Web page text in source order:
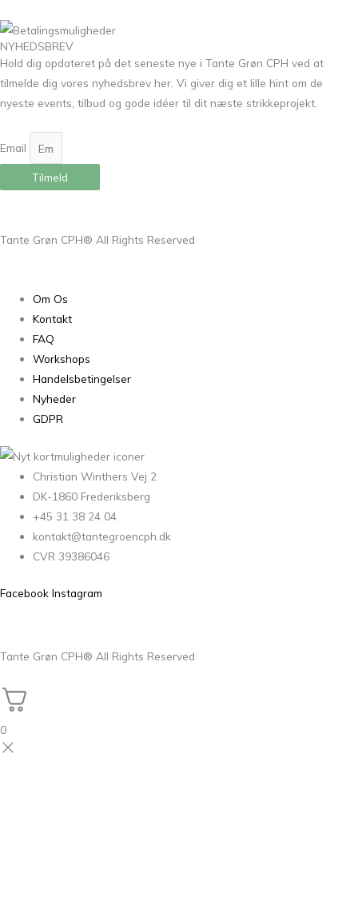
NYHEDSBREV
Hold dig opdateret på det seneste nye i Tante Grøn CPH ved at
tilmelde dig vores nyhedsbrev her. Vi giver dig et lille hint om de
nyeste events, tilbud og gode idéer til dit næste strikkeprojekt.
Email
Tilmeld
Tante Grøn CPH® All Rights Reserved
Om Os
Kontakt
FAQ
Workshops
Handelsbetingelser
Nyheder
GDPR
Christian Winthers Vej 2
DK-1860 Frederiksberg
+45 31 38 24 04
kontakt@tantegroencph.dk
CVR 39386046
Facebook Instagram
Tante Grøn CPH® All Rights Reserved
0